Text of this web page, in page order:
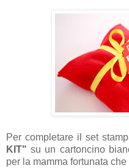
Per completare il set
KIT" su un cartoncino
per la mamma fortunata